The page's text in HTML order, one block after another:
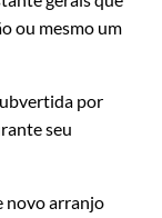
ou mesmo um
por
seu
novo arranjo